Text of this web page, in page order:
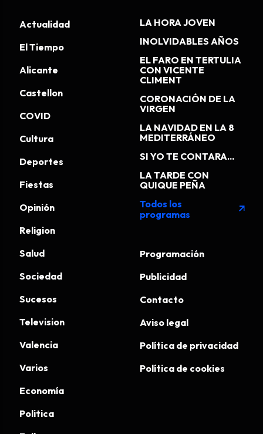
Actualidad
El Tiempo
Alicante
Castellon
COVID
Cultura
Deportes
Fiestas
Opinión
Religion
Salud
Sociedad
Sucesos
Television
Valencia
Varios
Economía
Politica
LA HORA JOVEN
INOLVIDABLES AÑOS
EL FARO EN TERTULIA
CON VICENTE
CLIMENT
CORONACIÓN DE LA
VIRGEN
LA NAVIDAD EN LA 8
MEDITERRÁNEO
SI YO TE CONTARA...
LA TARDE CON
QUIQUE PEÑA
Todos los
programas
arrow_outward
Programación
Publicidad
Contacto
Aviso legal
Política de privacidad
Política de cookies